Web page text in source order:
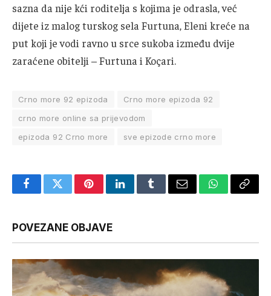
sazna da nije kći roditelja s kojima je odrasla, već
dijete iz malog turskog sela Furtuna, Eleni kreće na
put koji je vodi ravno u srce sukoba između dvije
zaraćene obitelji – Furtuna i Koçari.
Crno more 92 epizoda
Crno more epizoda 92
crno more online sa prijevodom
epizoda 92 Crno more
sve epizode crno more
FacebookTwitterPinterestLinkedInTumblrEmail WhatsApp
Copy
POVEZANE OBJAVE